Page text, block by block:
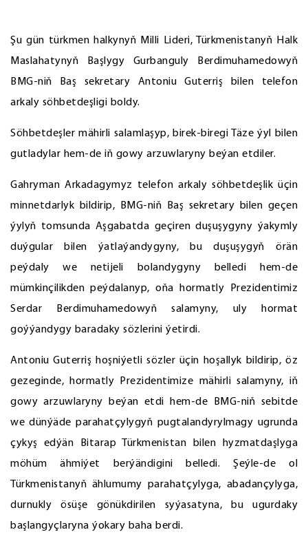
Şu gün türkmen halkynyň Milli Lideri, Türkmenistanyň Halk
Maslahatynyň Başlygy Gurbanguly Berdimuhamedowyň
BMG-niň Baş sekretary Antoniu Guterriş bilen telefon
arkaly söhbetdeşligi boldy.
Söhbetdeşler mähirli salamlaşyp, birek-biregi Täze ýyl bilen
gutladylar hem-de iň gowy arzuwlaryny beýan etdiler.
Gahryman Arkadagymyz telefon arkaly söhbetdeşlik üçin
minnetdarlyk bildirip, BMG-niň Baş sekretary bilen geçen
ýylyň tomsunda Aşgabatda geçiren duşuşygyny ýakymly
duýgular bilen ýatlaýandygyny, bu duşuşygyň örän
peýdaly we netijeli bolandygyny belledi hem-de
mümkinçilikden peýdalanyp, oňa hormatly Prezidentimiz
Serdar Berdimuhamedowyň salamyny, uly hormat
goýýandygy baradaky sözlerini ýetirdi.
Antoniu Guterriş hoşniýetli sözler üçin hoşallyk bildirip, öz
gezeginde, hormatly Prezidentimize mähirli salamyny, iň
gowy arzuwlaryny beýan etdi hem-de BMG-niň sebitde
we dünýäde parahatçylygyň pugtalandyrylmagy ugrunda
çykyş edýän Bitarap Türkmenistan bilen hyzmatdaşlyga
möhüm ähmiýet berýändigini belledi. Şeýle-de ol
Türkmenistanyň ählumumy parahatçylyga, abadançylyga,
durnukly ösüşe gönükdirilen syýasatyna, bu ugurdaky
başlangyçlaryna ýokary baha berdi.